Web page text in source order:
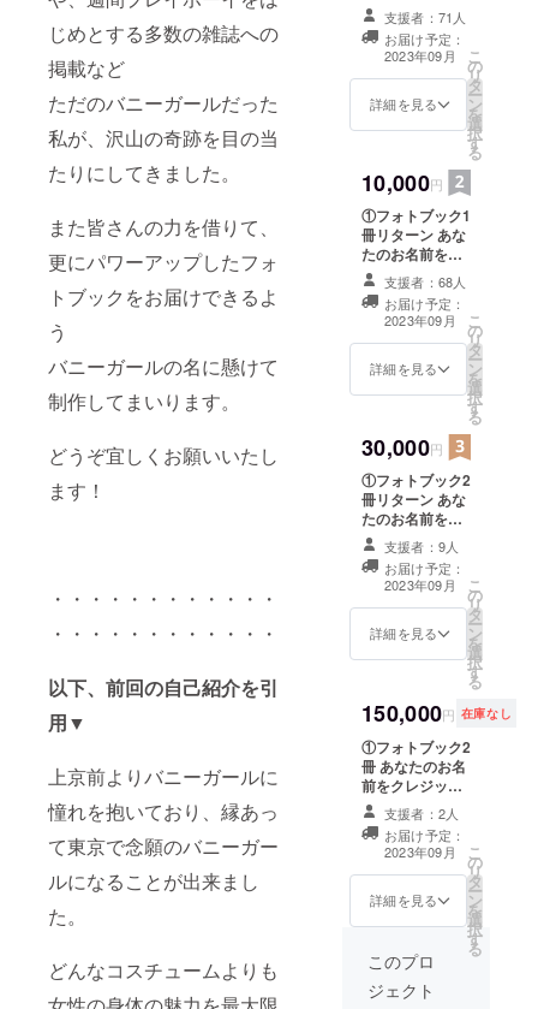
じめとする多数の雑誌への
掲載など
ただのバニーガールだった
私が、沢山の奇跡を目の当
たりにしてきました。
また皆さんの力を借りて、
更にパワーアップしたフォ
トブックをお届けできるよ
う
バニーガールの名に懸けて
制作してまいります。
どうぞ宜しくお願いいたし
ます！
・・・・・・・・・・・・
・・・・・・・・・・・・
以下、前回の自己紹介を引
用▼
上京前よりバニーガールに
憧れを抱いており、縁あっ
て東京で念願のバニーガー
ルになることが出来まし
た。
どんなコスチュームよりも
レジットさせて
頂きます★ ※備
考欄に記載可能
なお名前を入力
してください。
ニックネームな
支援者：71人
お届け予定：
2023年09月
詳細を見る
こ
の
リ
タ
ー
ン
を
選
択
す
る
10,000円
①フォトブック1
冊リターン あな
たのお名前をク
レジットさせて
頂きます★ ※備
考欄に記載可能
なお名前を入力
してください。
ニックネームな
クリルスタンド1
クにサインをお
入れします
支援者：68人
お届け予定：
2023年09月
詳細を見る
こ
の
リ
タ
ー
ン
を
選
択
す
る
30,000円
①フォトブック2
冊リターン あな
たのお名前をク
レジットさせて
頂きます★ ※備
考欄に記載可能
なお名前を入力
してください。
ニックネームな
クリルスタンド1
ク１冊にサイン
をお入れします
④アザーカット
データ30枚
支援者：9人
お届け予定：
2023年09月
詳細を見る
こ
の
リ
タ
ー
ン
を
選
択
す
る
150,000円 在庫なし
①フォトブック2
冊 あなたのお名
前をクレジット
させて頂きます
★ ※備考欄に記
載可能なお名前
を入力してくだ
さい。ニック
ネームなどでも
フォトブックに
サインをお入れ
します ④写真集
支援者：2人
お届け予定：
2023年09月
詳細を見る
こ
の
リ
タ
ー
ン
を
選
択
す
る
このプロ
ジェクト